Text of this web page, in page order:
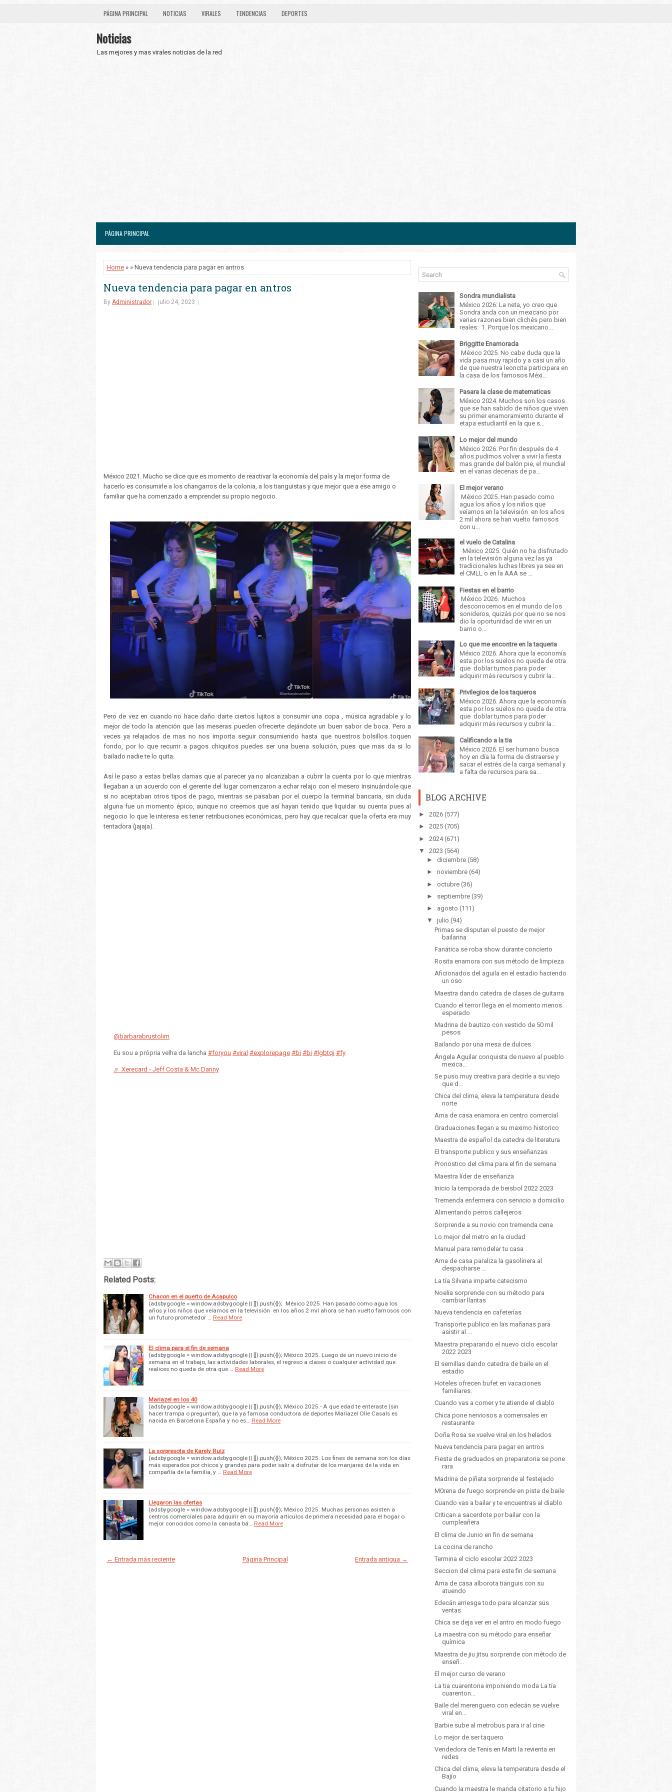
PÁGINA PRINCIPAL NOTICIAS VIRALES TENDENCIAS DEPORTES
Noticias
Las mejores y mas virales noticias de la red
PÁGINA PRINCIPAL
Home » » Nueva tendencia para pagar en antros
Nueva tendencia para pagar en antros
By Administrador julio 24, 2023
México 2021. Mucho se dice que es momento de reactivar la economía del país y la mejor forma de
hacerlo es consumirle a los changarros de la colonia, a los tianguistas y que mejor que a ese amigo o
familiar que ha comenzado a emprender su propio negocio.
Pero de vez en cuando no hace daño darte ciertos lujitos a consumir una copa , música agradable y lo
mejor de todo la atención que las meseras pueden ofrecerte dejándote un buen sabor de boca. Pero a
veces ya relajados de mas no nos importa seguir consumiendo hasta que nuestros bolsillos toquen
fondo, por lo que recurrir a pagos chiquitos puedes ser una buena solución, pues que mas da si lo
bailado nadie te lo quita.
Así le paso a estas bellas damas que al parecer ya no alcanzaban a cubrir la cuenta por lo que mientras
llegaban a un acuerdo con el gerente del lugar comenzaron a echar relajo con el mesero insinuándole que
si no aceptaban otros tipos de pago, mientras se pasaban por el cuerpo la terminal bancaria, sin duda
alguna fue un momento épico, aunque no creemos que así hayan tenido que liquidar su cuenta pues al
negocio lo que le interesa es tener retribuciones económicas, pero hay que recalcar que la oferta era muy
tentadora (jajaja).
@barbarabrustolim
Eu sou a própria velha da lancha #foryou #viral #explorepage #bi #bi #lgbtqi #fy
♬ Xerecard - Jeff Costa & Mc Danny
Related Posts:
Chacon en el puerto de Acapulco
(adsbygoogle = window.adsbygoogle || []).push({}); México 2025. Han pasado como agua los
años y los niños que veíamos en la televisión en los años 2 mil ahora se han vuelto famosos con
un futuro prometedor …
Read More
El clima para el fin de semana
(adsbygoogle = window.adsbygoogle || []).push({}); México 2025. Luego de un nuevo inicio de
semana en el trabajo, las actividades laborales, el regreso a clases o cualquier actividad que
realices no queda de otra que …
Read More
Mariazel en los 40
(adsbygoogle = window.adsbygoogle || []).push({}); México 2025.- A que edad te enteraste (sin
hacer trampa o preguntar), que la ya famosa conductora de deportes Mariazel Olle Casals es
nacida en Barcelona España y no es…
Read More
La sorpresota de Karely Ruiz
(adsbygoogle = window.adsbygoogle || []).push({}); México 2025. Los fines de semana son los días
más esperados por chicos y grandes para poder salir a disfrutar de los manjares de la vida en
compañía de la familia, y …
Read More
Llegaron las ofertas
(adsbygoogle = window.adsbygoogle || []).push({}); México 2025. Muchas personas asisten a
centros comerciales para adquirir en su mayoría artículos de primera necesidad para el hogar o
mejor conocidos como la canasta bá…
Read More
← Entrada más reciente Entrada antigua →
Página Principal
Sondra mundialista
México 2026: La neta, yo creo que
Sondra anda con un mexicano por
varias razones bien clichés pero bien
reales: 1. Porque los mexicano...
Briggitte Enamorada
México 2025. No cabe duda que la
vida pasa muy rapido y a casi un año
de que nuestra leoncita participara en
la casa de los famosos Méxi...
Pasara la clase de matematicas
México 2024. Muchos son los casos
que se han sabido de niños que viven
su primer enamoramiento durante el
etapa estudiantil en la que s...
Lo mejor del mundo
México 2026. Por fin después de 4
años pudimos volver a vivir la fiesta
mas grande del balón pie, el mundial
en el varias decenas de pa...
El mejor verano
México 2025. Han pasado como
agua los años y los niños que
veíamos en la televisión en los años
2 mil ahora se han vuelto famosos
con u...
el vuelo de Catalina
México 2025. Quién no ha disfrutado
en la televisión alguna vez las ya
tradicionales luchas libres ya sea en
el CMLL o en la AAA se ...
Fiestas en el barrio
México 2026. Muchos
desconocemos en el mundo de los
sonideros, quizás por que no se nos
dio la oportunidad de vivir en un
barrio o...
Lo que me encontre en la taqueria
México 2026. Ahora que la economía
esta por los suelos no queda de otra
que doblar turnos para poder
adquirir más recursos y cubrir la...
Privilegios de los taqueros
México 2026. Ahora que la economía
esta por los suelos no queda de otra
que doblar turnos para poder
adquirir más recursos y cubrir la...
Calificando a la tia
México 2026. El ser humano busca
hoy en día la forma de distraerse y
sacar el estrés de la carga semanal y
a falta de recursos para sa...
BLOG ARCHIVE
► 2026 (577)
► 2025 (705)
► 2024 (671)
▼
2023 (564)
► diciembre (58)
► noviembre (64)
► octubre (36)
► septiembre (39)
► agosto (111)
▼
julio (94)
Primas se disputan el puesto de mejor
bailarina
Fanática se roba show durante concierto
Rosita enamora con sus método de limpieza
Aficionados del aguila en el estadio haciendo
un oso
Maestra dando catedra de clases de guitarra
Cuando el terror llega en el momento menos
esperado
Madrina de bautizo con vestido de 50 mil
pesos
Bailando por una mesa de dulces
Ángela Aguilar conquista de nuevo al pueblo
mexica...
Se puso muy creativa para decirle a su viejo
que d...
Chica del clima, eleva la temperatura desde
norte
Ama de casa enamora en centro comercial
Graduaciones llegan a su maximo historico
Maestra de español da catedra de literatura
El transporte publico y sus enseñanzas
Pronostico del clima para el fin de semana
Maestra líder de enseñanza
Inicio la temporada de beisbol 2022 2023
Tremenda enfermera con servicio a domicilio
Alimentando perros callejeros
Sorprende a su novio con tremenda cena
Lo mejor del metro en la ciudad
Manual para remodelar tu casa
Ama de casa paraliza la gasolinera al
despacharse ...
La tía Silvana imparte catecismo
Noelia sorprende con su método para
cambiar llantas
Nueva tendencia en cafeterías
Transporte publico en las mañanas para
asistir al ...
Maestra preparando el nuevo ciclo escolar
2022 2023
El semillas dando catedra de baile en el
estadio
Hoteles ofrecen bufet en vacaciones
familiares.
Cuando vas a comer y te atiende el diablo
Chica pone nerviosos a comensales en
restaurante
Doña Rosa se vuelve viral en los helados
Nueva tendencia para pagar en antros
Fiesta de graduados en preparatoria se pone
rara
Madrina de piñata sorprende al festejado
M0rena de fuego sorprende en pista de baile
Cuando vas a bailar y te encuentras al diablo
Critican a sacerdote por bailar con la
cumpleañera
El clima de Junio en fin de semana
La cocina de rancho
Termina el ciclo escolar 2022 2023
Seccion del clima para este fin de semana
Ama de casa alborota tianguis con su
atuendo
Edecán arriesga todo para alcanzar sus
ventas
Chica se deja ver en el antro en modo fuego
La maestra con su método para enseñar
química
Maestra de jiu jitsu sorprende con método de
enseñ...
El mejor curso de verano
La tia cuarentona imponiendo moda La tía
cuarenton...
Baile del merenguero con edecán se vuelve
viral en...
Barbie sube al metrobus para ir al cine
Lo mejor de ser taquero
Vendedora de Tenis en Marti la revienta en
redes
Chica del clima, eleva la temperatura desde el
Bajío
Cuando la maestra le manda citatorio a tu hijo